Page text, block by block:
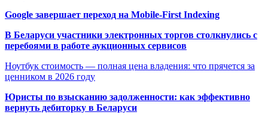
Google завершает переход на Mobile-First Indexing
В Беларуси участники электронных торгов столкнулись с
перебоями в работе аукционных сервисов
Ноутбук стоимость — полная цена владения: что прячется за
ценником в 2026 году
Юристы по взысканию задолженности: как эффективно
вернуть дебиторку в Беларуси